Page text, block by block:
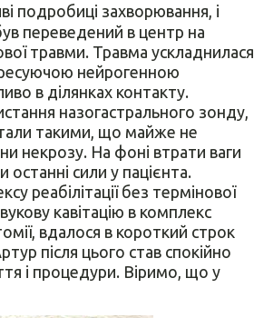
подробиці захворювання, і
переведений в центр на
травми. Травма ускладнилася
нейрогенною
в ділянках контакту.
назогастрального зонду,
такими, що майже не
некрозу. На фоні втрати ваги
сили у пацієнта.
реабілітації без термінової
кавітацію в комплекс
вдалося в короткий строк
після цього став спокійно
і процедури. Віримо, що у